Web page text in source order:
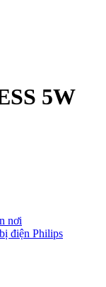
5W
nơi
điện Philips